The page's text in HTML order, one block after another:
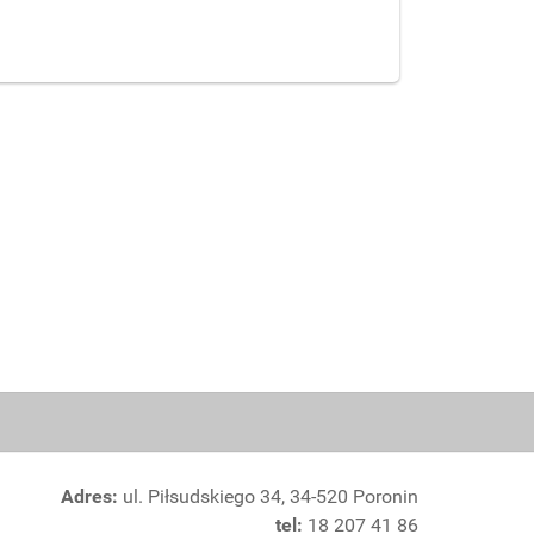
Adres: ul. Piłsudskiego 34, 34-520 Poronin
tel: 18 207 41 86